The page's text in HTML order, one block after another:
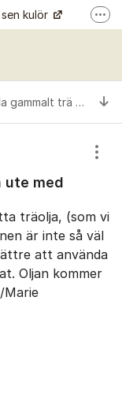
kulör
Alcro Pro
Kan man behandla gammalt trä ute med träolja för inomhusbruk?
ute med
träolja, (som vi
är inte så väl
att använda
Oljan kommer
Marie